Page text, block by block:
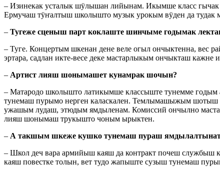
– Изинекак усталык шӱлышан лийынам. Икымше класс
Ермучаш тӱҥалтыш школышто музык урокым вӱден да
– Тугеже сценыш парт коклаште шинчыме годымак
– Туге. Концертым шкенан дене веле огыл ончыктенна, вес
эртара, садлан икте-весе деке мастарлыкым ончыкташ
– Артист лияш шонымашет кунамрак шочын?
– Матародо школышто латикымше классыште тунемме годым
тунемаш пурымо нерген каласкален. Темлымашыжым
ужашым лудаш, этюдым ямдыленам. Комиссий ончылно
лияш шонымаш трукышто чоным ырыктен.
– А такшым шкеже кушко тунемаш пураш
– Школ деч вара армийыш каяш да контракт почеш
каяш повестке толын, вет тудо жапыште сузыш тунемаш